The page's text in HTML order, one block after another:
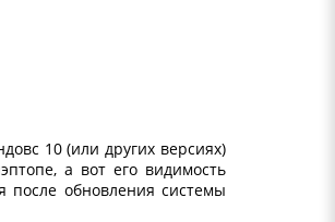
10 (или других версиях)
а вот его видимость
после обновления системы